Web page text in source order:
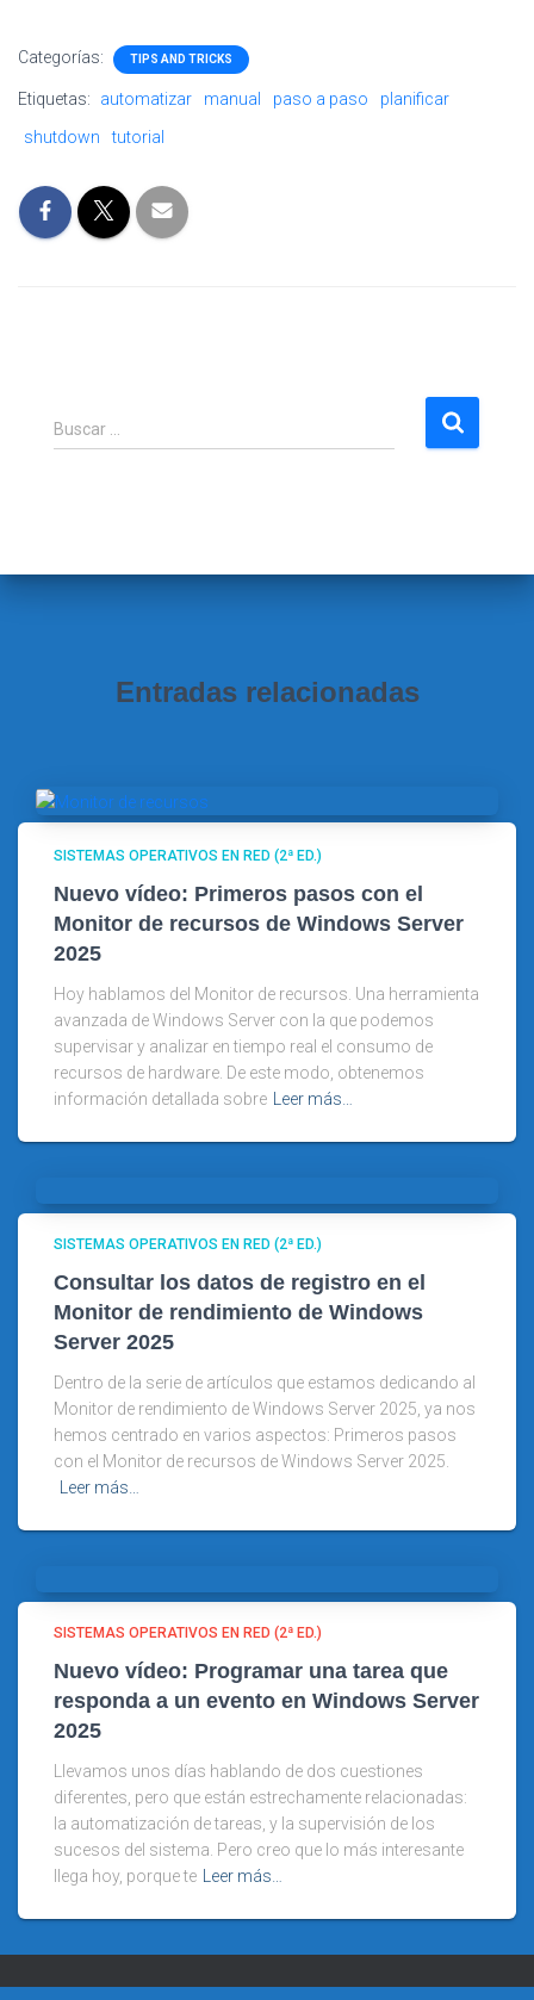
Categorías: TIPS AND TRICKS
Etiquetas: automatizar manual paso a paso
planificar
shutdown
tutorial
B
u
:
Buscar …
Entradas relacionadas
SISTEMAS OPERATIVOS EN RED (2ª ED.)
Nuevo vídeo: Primeros pasos con el
Monitor de recursos de Windows Server
2025
Hoy hablamos del Monitor de recursos. Una herramienta
avanzada de Windows Server con la que podemos
supervisar y analizar en tiempo real el consumo de
recursos de hardware. De este modo, obtenemos
información detallada sobre
Leer más…
SISTEMAS OPERATIVOS EN RED (2ª ED.)
Consultar los datos de registro en el
Monitor de rendimiento de Windows
Server 2025
Dentro de la serie de artículos que estamos dedicando al
Monitor de rendimiento de Windows Server 2025, ya nos
hemos centrado en varios aspectos: Primeros pasos
con el Monitor de recursos de Windows Server 2025.
Leer más…
SISTEMAS OPERATIVOS EN RED (2ª ED.)
Nuevo vídeo: Programar una tarea que
responda a un evento en Windows Server
2025
Llevamos unos días hablando de dos cuestiones
diferentes, pero que están estrechamente relacionadas:
la automatización de tareas, y la supervisión de los
sucesos del sistema. Pero creo que lo más interesante
llega hoy, porque te
Leer más…